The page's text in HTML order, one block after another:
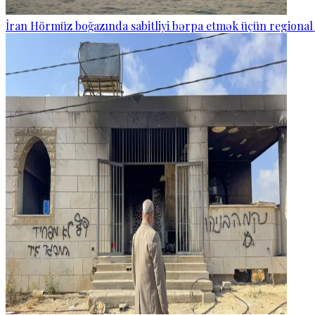
İran Hörmüz boğazında sabitliyi bərpa etmək üçün regional